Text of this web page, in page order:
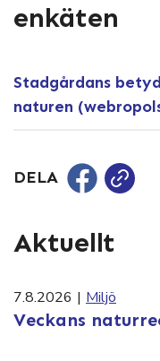
enkäten
Stadgårdans
naturen
DELA
Aktuellt
7.8.2026 | Miljö
Veckans